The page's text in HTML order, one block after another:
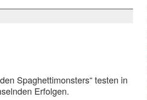
Spaghettimonsters“ testen in
Erfolgen.